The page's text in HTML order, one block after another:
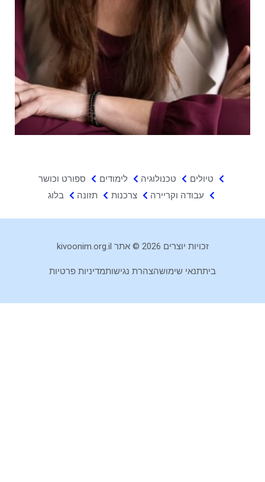
טיולים טכנולוגיה לימודים
ספורט וכושר
עבודה וקריירה
צרכנות תזונה בלוג
זכויות יוצרים 2026 © אתר kivoonim.org.il
תנאי שימושהצהרת נגישותמדיניות פרטיות